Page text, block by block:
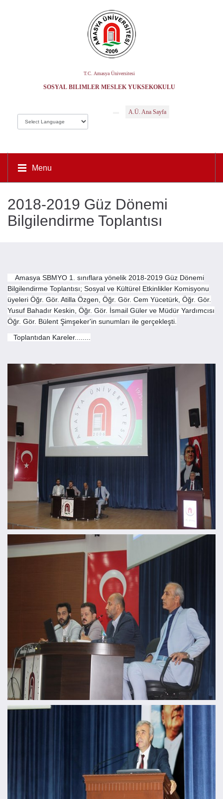
T.C. Amasya Üniversitesi
SOSYAL BILIMLER MESLEK YÜKSEKOKULU
A.Ü. Ana Sayfa
Menu
2018-2019 Güz Dönemi
Bilgilendirme Toplantısı
Amasya SBMYO 1. sınıflara yönelik 2018-2019 Güz Dönemi
Bilgilendirme Toplantısı; Sosyal ve Kültürel Etkinlikler Komisyonu
üyeleri Öğr. Gör. Atilla Özgen, Öğr. Gör. Cem Yücetürk, Öğr. Gör.
Yusuf Bahadır Keskin, Öğr. Gör. İsmail Güler ve Müdür Yardımcısı
Öğr. Gör. Bülent Şimşeker'in sunumları ile gerçekleşti.
Toplantıdan Kareler........